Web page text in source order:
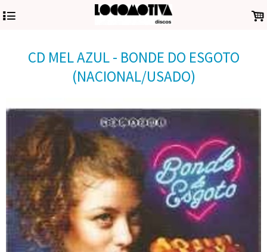
4 .
CD MEL AZUL - BONDE DO ESGOTO
(NACIONAL/USADO)